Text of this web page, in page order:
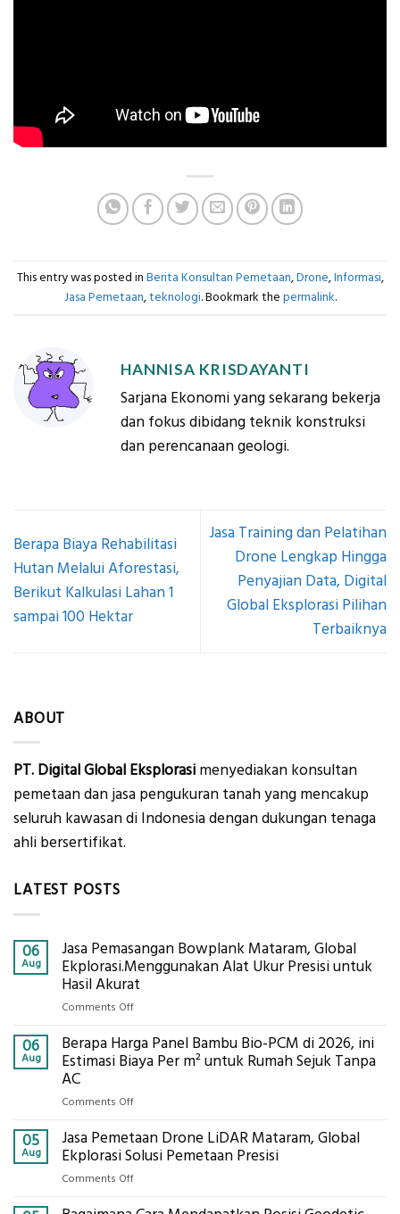
This entry was posted in Berita Konsultan Pemetaan,Drone,Informasi,
Jasa Pemetaan,teknologi. Bookmark the permalink.
HANNISA KRISDAYANTI
Sarjana Ekonomi yang sekarang bekerja
dan fokus dibidang teknik konstruksi
dan perencanaan geologi.
Berapa Biaya Rehabilitasi
Hutan Melalui Aforestasi,
Berikut Kalkulasi Lahan 1
sampai 100 Hektar
Jasa Training dan Pelatihan
Drone Lengkap Hingga
Penyajian Data, Digital
Global Eksplorasi Pilihan
Terbaiknya
ABOUT
PT. Digital Global Eksplorasi menyediakan konsultan
pemetaan dan jasa pengukuran tanah yang mencakup
seluruh kawasan di Indonesia dengan dukungan tenaga
ahli bersertifikat.
LATEST POSTS
06
Aug
Jasa Pemasangan Bowplank Mataram, Global
Ekplorasi.Menggunakan Alat Ukur Presisi untuk
Hasil Akurat
Comments Offon
Pemasangan
Bowplank
Ukur
Presisi
untuk
Akurat
06
Aug
Berapa Harga Panel Bambu Bio-PCM di 2026, ini
Estimasi Biaya Per m² untuk Rumah Sejuk Tanpa
AC
Comments Offon
Harga
Panel
05
Aug
Jasa Pemetaan Drone LiDAR Mataram, Global
Ekplorasi Solusi Pemetaan Presisi
Comments Offon